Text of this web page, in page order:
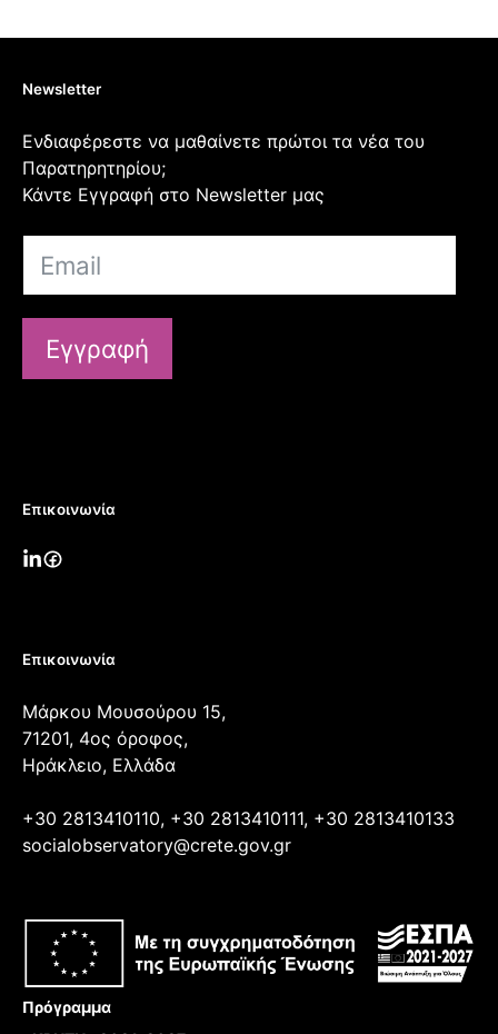
Newsletter
Ενδιαφέρεστε να μαθαίνετε πρώτοι τα νέα του
Παρατηρητηρίου;
Κάντε Εγγραφή στο Newsletter μας
Εγγραφή
Επικοινωνία
Επικοινωνία
Μάρκου Μουσούρου 15,
71201, 4ος όροφος,
Ηράκλειο, Ελλάδα
+30 2813410110, +30 2813410111, +30 2813410133
socialobservatory@crete.gov.gr
Πρόγραμμα